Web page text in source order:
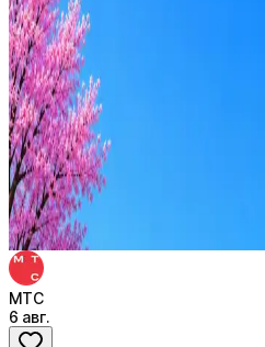
Стратегия поиска с AI:
Ежедневный
AI генерация
МТС
6 авг.